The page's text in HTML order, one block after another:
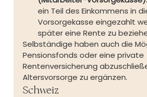
ein Teil des Einkommens in
Vorsorgekasse eingezahlt
später eine Rente zu
Selbständige haben auch die
Pensionsfonds oder eine private
Rentenversicherung
Altersvorsorge zu ergänzen.
Schweiz